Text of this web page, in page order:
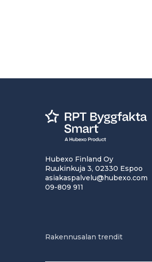
Hubexo Finland Oy
Ruukinkuja 3, 02330 Espoo
asiakaspalvelu@hubexo.com
09-809 911
Rakennusalan trendit